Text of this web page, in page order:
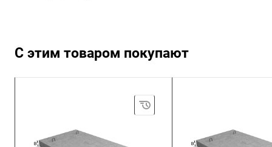
С этим товаром покупают